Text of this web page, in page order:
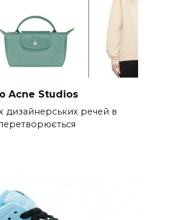
Acne Studios
дизайнерських речей в